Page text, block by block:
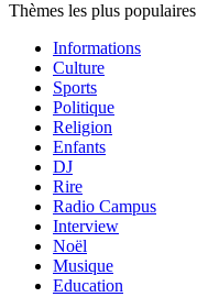
Thèmes les plus populaires
Informations
Culture
Sports
Politique
Religion
Enfants
DJ
Rire
Radio Campus
Interview
Noël
Musique
Education